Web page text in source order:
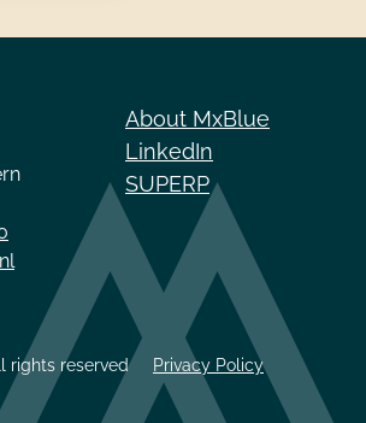
About MxBlue
LinkedIn
SUPERP
rights reserved
Privacy Policy